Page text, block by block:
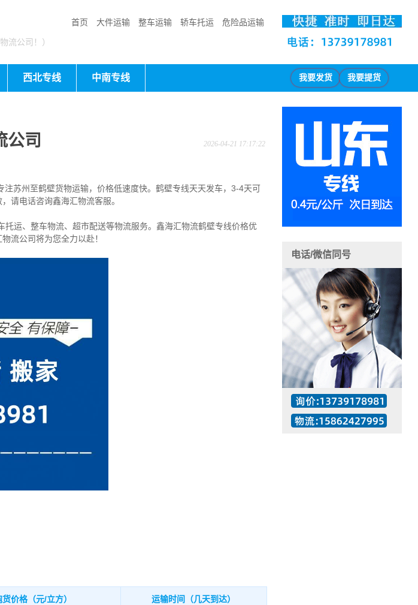
首页 大件运输 整车运输 轿车托运 危险品运输
流公司！）
西北专线 中南专线 我要发货 我要提货
公司 2026-04-21 17:17:22
苏州至鹤壁货物运输，价格低速度快。 鹤壁专线天天发车，3-4天可
请电话咨询鑫海汇物流客服。
运、整车物流、超市配送等物流服务。 鑫海汇物流鹤壁专线价格优
流公司将为您全力以赴！
货价格（元/立方） 运输时间（几天到达）
电话/微信同号